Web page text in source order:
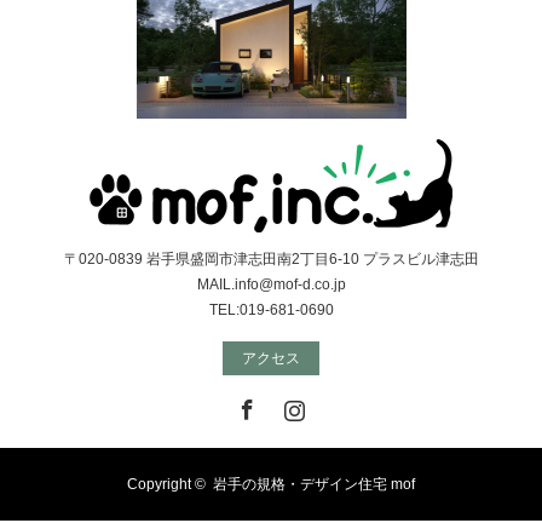
〒020-0839 岩手県盛岡市津志田南2丁目6-10 プラスビル津志田
MAIL.info@mof-d.co.jp
TEL:019-681-0690
アクセス
Copyright © 岩手の規格・デザイン住宅 mof